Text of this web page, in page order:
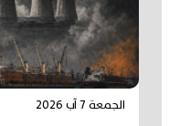
الجمعة 7 آب 2026